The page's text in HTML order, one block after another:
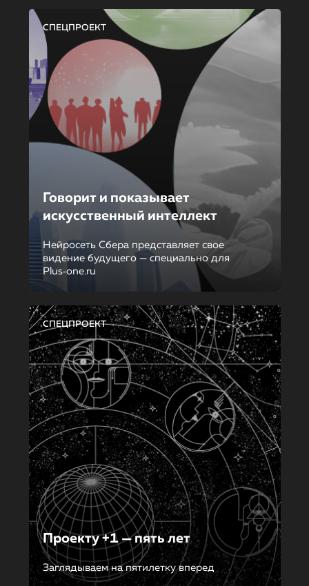
СПЕЦПРОЕКТ
Говорит и показывает
искусственный интеллект
Нейросеть Сбера представляет свое
видение будущего — специально для
Plus‑one.ru
СПЕЦПРОЕКТ
Проекту +1 — пять лет
Заглядываем на пятилетку вперед